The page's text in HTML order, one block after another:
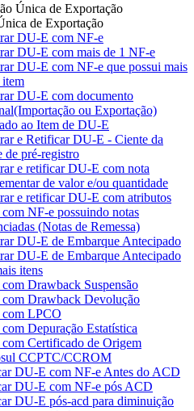
Única de Exportação
de Exportação
DU-E com NF-e
DU-E com mais de 1 NF-e
DU-E com NF-e que possui mais
item
DU-E com documento
ou Exportação)
ao Item de DU-E
e Retificar DU-E - Ciente da
de pré-registro
e retificar DU-E com nota
de valor e/ou quantidade
e retificar DU-E com atributos
NF-e possuindo notas
(Notas de Remessa)
DU-E de Embarque Antecipado
DU-E de Embarque Antecipado
itens
Drawback Suspensão
Drawback Devolução
LPCO
Depuração Estatística
Certificado de Origem
CCPTC/CCROM
DU-E com NF-e Antes do ACD
DU-E com NF-e pós ACD
DU-E pós-acd para diminuição